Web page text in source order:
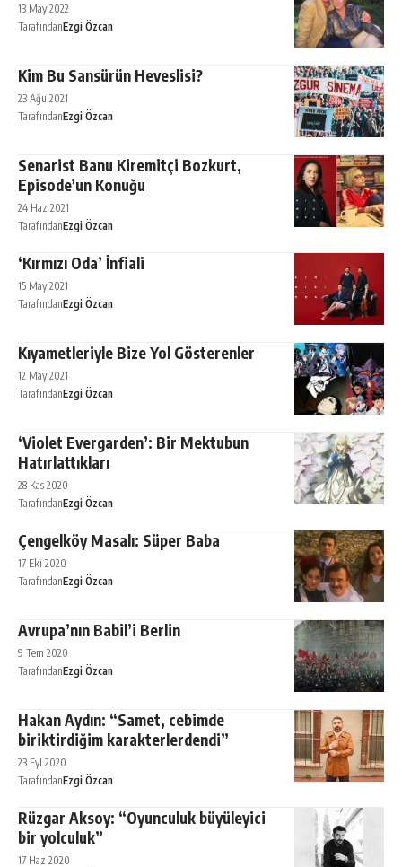
13 May 2022
TarafındanEzgi Özcan
Kim Bu Sansürün Heveslisi?
23 Ağu 2021
TarafındanEzgi Özcan
Senarist Banu Kiremitçi Bozkurt,
Episode’un Konuğu
24 Haz 2021
TarafındanEzgi Özcan
‘Kırmızı Oda’ İnfiali
15 May 2021
TarafındanEzgi Özcan
Kıyametleriyle Bize Yol Gösterenler
12 May 2021
TarafındanEzgi Özcan
‘Violet Evergarden’: Bir Mektubun
Hatırlattıkları
28 Kas 2020
TarafındanEzgi Özcan
Çengelköy Masalı: Süper Baba
17 Eki 2020
TarafındanEzgi Özcan
Avrupa’nın Babil’i Berlin
9 Tem 2020
TarafındanEzgi Özcan
Hakan Aydın: “Samet, cebimde
biriktirdiğim karakterlerdendi”
23 Eyl 2020
TarafındanEzgi Özcan
Rüzgar Aksoy: “Oyunculuk büyüleyici
bir yolculuk”
17 Haz 2020